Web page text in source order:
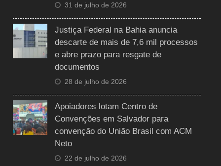
31 de julho de 2026
Justiça Federal na Bahia anuncia
descarte de mais de 7,6 mil processos
e abre prazo para resgate de
documentos
28 de julho de 2026
Apoiadores lotam Centro de
Convenções em Salvador para
convenção do União Brasil com ACM
Neto
22 de julho de 2026